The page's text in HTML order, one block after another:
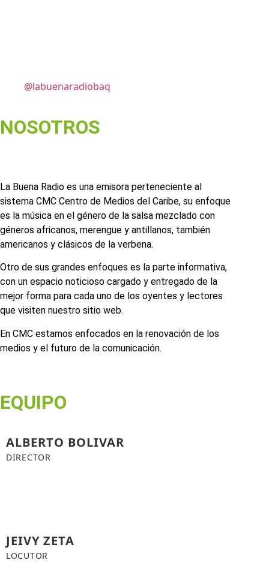
@labuenaradiobaq
NOSOTROS
La Buena Radio es una emisora perteneciente al
sistema CMC Centro de Medios del Caribe, su enfoque
es la música en el género de la salsa mezclado con
géneros africanos, merengue y antillanos, también
americanos y clásicos de la verbena.
Otro de sus grandes enfoques es la parte informativa,
con un espacio noticioso cargado y entregado de la
mejor forma para cada uno de los oyentes y lectores
que visiten nuestro sitio web.
En CMC estamos enfocados en la renovación de los
medios y el futuro de la comunicación.
EQUIPO
ALBERTO BOLIVAR
DIRECTOR
JEIVY ZETA
LOCUTOR